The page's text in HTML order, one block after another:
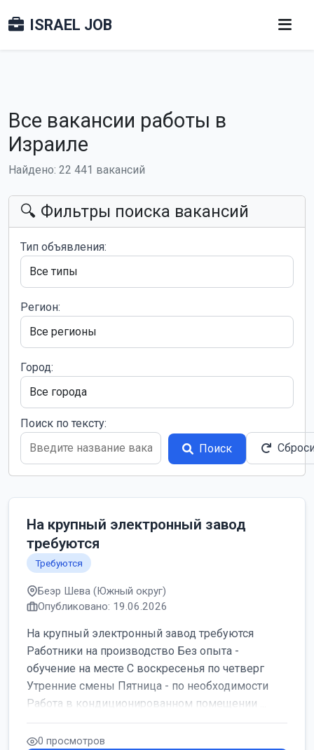
ISRAEL JOB
Все вакансии работы в
Израиле
Найдено: 22 441 вакансий
🔍 Фильтры поиска вакансий
Тип объявления:
Регион:
Город:
Поиск по тексту:
Поиск
На крупный электронный завод
требуются
Требуются
Беэр Шева (Южный округ)
Опубликовано: 19.06.2026
На крупный электронный завод требуются
Работники на производство Без опыта -
обучение на месте С воскресенья по четверг
Утренние смены Пятница - по необходимости
Работа в кондиционированном помещении ...
0 просмотров